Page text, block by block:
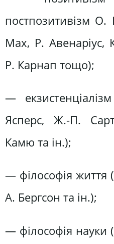
постпозитивізм
Мах, Р.
Р. Карнап тощо);
—
Ясперс, Ж.-П.
Камю та ін.);
— філософія
А. Бергсон та ін.);
— філософія науки